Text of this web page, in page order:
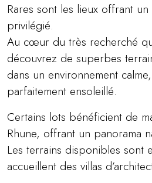
Rares sont les lieux offrant
privilégié.
Au cœur du très recherché
découvrez de superbes
dans un environnement
parfaitement ensoleillé.
Certains lots bénéficient de
Rhune, offrant un panorama
Les terrains disponibles sont
accueillent des villas